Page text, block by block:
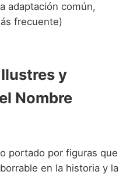
adaptación común,
frecuente)
y
Nombre
portado por figuras que
en la historia y la